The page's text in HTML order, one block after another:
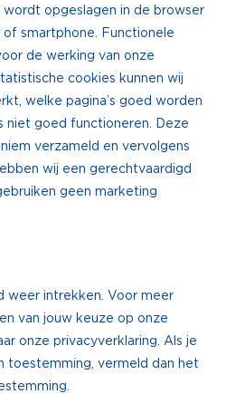
opgeslagen in de browser
smartphone. Functionele
de werking van onze
cookies kunnen wij
welke pagina’s goed worden
niet goed functioneren. Deze
verzameld en vervolgens
wij een gerechtvaardigd
geen marketing
weer intrekken. Voor meer
van jouw keuze op onze
onze privacyverklaring. Als je
toestemming, vermeld dan het